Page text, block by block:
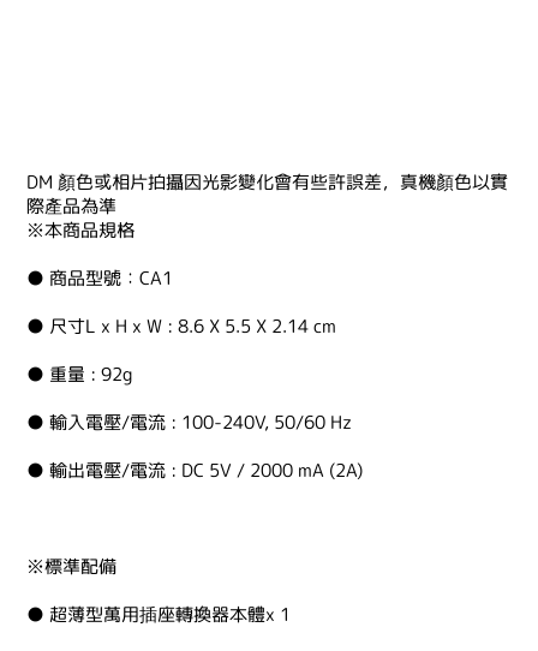
DM 顏色或相片拍攝因光影變化會有些許誤差，真機顏色以實
際產品為準
※本商品規格
● 商品型號：CA1
● 尺寸L x H x W : 8.6 X 5.5 X 2.14 cm
● 重量 : 92g
● 輸入電壓/電流 : 100-240V, 50/60 Hz
● 輸出電壓/電流 : DC 5V / 2000 mA (2A)
※標準配備
● 超薄型萬用插座轉換器本體x 1